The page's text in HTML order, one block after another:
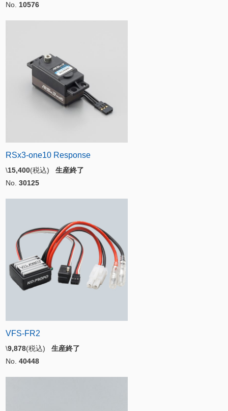
No. 10576
RSx3-one10 Response
\15,400(税込) 生産終了
No. 30125
VFS-FR2
\9,878(税込) 生産終了
No. 40448